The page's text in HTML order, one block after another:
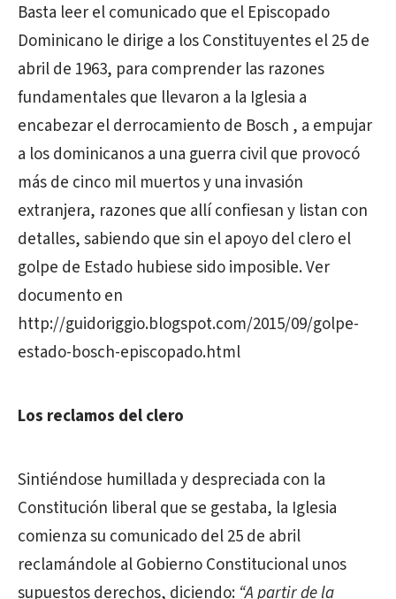
Basta leer el comunicado que el Episcopado
Dominicano le dirige a los Constituyentes el 25 de
abril de 1963, para comprender las razones
fundamentales que llevaron a la Iglesia a
encabezar el derrocamiento de Bosch , a empujar
a los dominicanos a una guerra civil que provocó
más de cinco mil muertos y una invasión
extranjera, razones que allí confiesan y listan con
detalles, sabiendo que sin el apoyo del clero el
golpe de Estado hubiese sido imposible. Ver
documento en
http://guidoriggio.blogspot.com/2015/09/golpe-
estado-bosch-episcopado.html
Los reclamos del clero
Sintiéndose humillada y despreciada con la
Constitución liberal que se gestaba, la Iglesia
comienza su comunicado del 25 de abril
reclamándole al Gobierno Constitucional unos
supuestos derechos, diciendo: “A partir de la